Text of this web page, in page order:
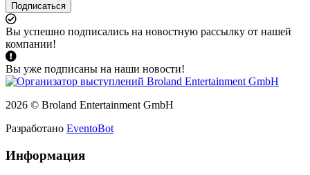
Подписаться
Вы успешно подписались на новостную рассылку от нашей
компании!
Вы уже подписаны на наши новости!
2026 © Broland Entertainment GmbH
Разработано EventoBot
Информация